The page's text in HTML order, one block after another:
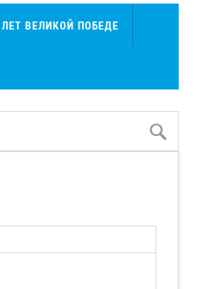
ЛЕТ ВЕЛИКОЙ ПОБЕДЕ